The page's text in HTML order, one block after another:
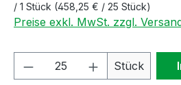
/ 1 Stück (458,25 € / 25 Stück)
Preise exkl. MwSt. zzgl.
Produkt Anzahl: Gib
Stück